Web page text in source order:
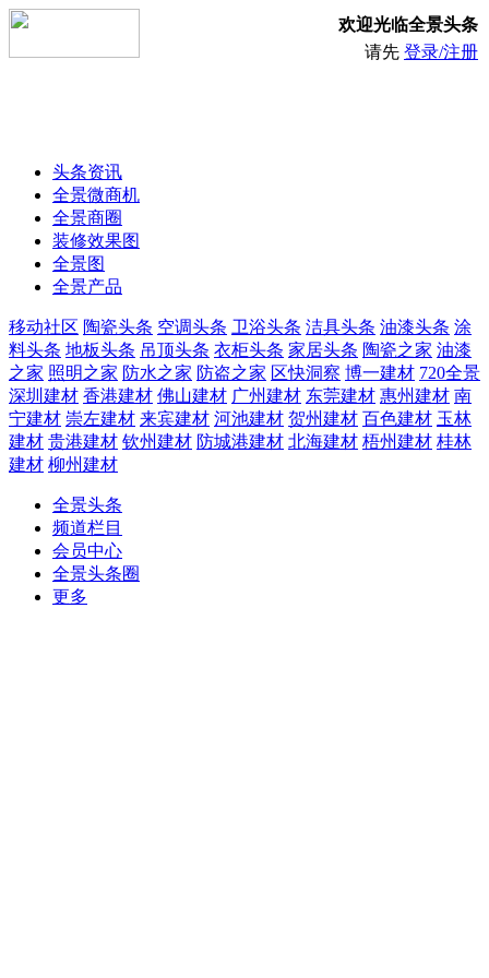
欢迎光临全景头条
请先 登录/注册
头条资讯
全景微商机
全景商圈
装修效果图
全景图
全景产品
移动社区 陶瓷头条 空调头条 卫浴头条 洁具头条 油漆头条 涂
料头条 地板头条 吊顶头条 衣柜头条 家居头条 陶瓷之家 油漆
之家 照明之家 防水之家 防盗之家 区快洞察 博一建材 720全景
深圳建材 香港建材 佛山建材 广州建材 东莞建材 惠州建材 南
宁建材 崇左建材 来宾建材 河池建材 贺州建材 百色建材 玉林
建材 贵港建材 钦州建材 防城港建材 北海建材 梧州建材 桂林
建材 柳州建材
全景头条
频道栏目
会员中心
全景头条圈
更多